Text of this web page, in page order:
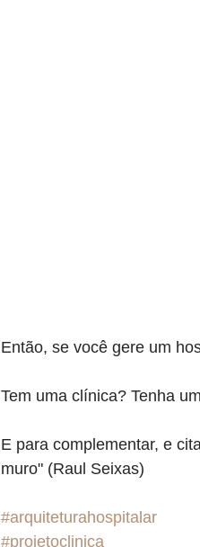
Então, se você gere um
Tem uma clínica? Tenha
E para complementar, e
muro" (Raul Seixas)
#arquiteturahospitalar
#projetoclinica